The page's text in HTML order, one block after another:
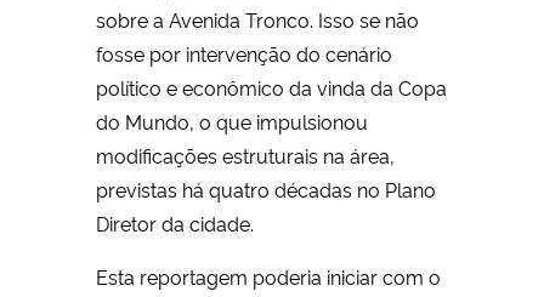
sobre a Avenida Tronco. Isso se não
fosse por intervenção do cenário
político e econômico da vinda da Copa
do Mundo, o que impulsionou
modificações estruturais na área,
previstas há quatro décadas no Plano
Diretor da cidade.
Esta reportagem poderia iniciar com o